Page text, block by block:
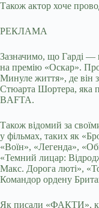
Також актор хоче
РЕКЛАМА
Зазначимо, що Гарді —
на премію «Оскар».
Минуле життя», де він
Стюарта Шортера, яка
BAFTA.
Також відомий за
у фільмах, таких як
«Воїн», «Легенда»,
«Темний лицар:
Макс. Дорога люті»,
Командор ордену
Як писали «ФАКТИ»,